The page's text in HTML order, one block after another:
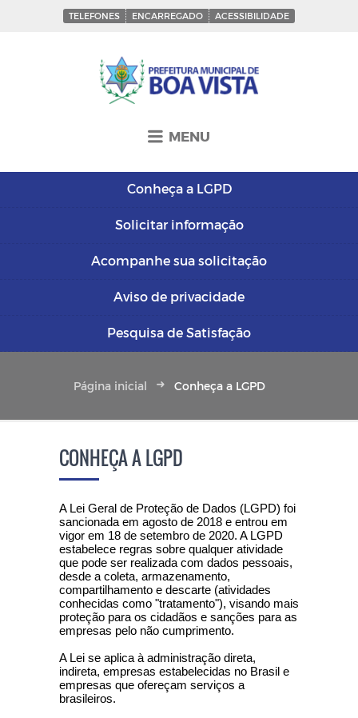
TELEFONES ENCARREGADO ACESSIBILIDADE
MENU
Conheça a LGPD
Solicitar informação
Acompanhe sua solicitação
Aviso de privacidade
Pesquisa de Satisfação
Página inicial Conheça a LGPD
CONHEÇA A LGPD
A Lei Geral de Proteção de Dados (LGPD) foi
sancionada em agosto de 2018 e entrou em
vigor em 18 de setembro de 2020. A LGPD
estabelece regras sobre qualquer atividade
que pode ser realizada com dados pessoais,
desde a coleta, armazenamento,
compartilhamento e descarte (atividades
conhecidas como "tratamento"), visando mais
proteção para os cidadãos e sanções para as
empresas pelo não cumprimento.
A Lei se aplica à administração direta,
indireta, empresas estabelecidas no Brasil e
empresas que ofereçam serviços a
brasileiros.